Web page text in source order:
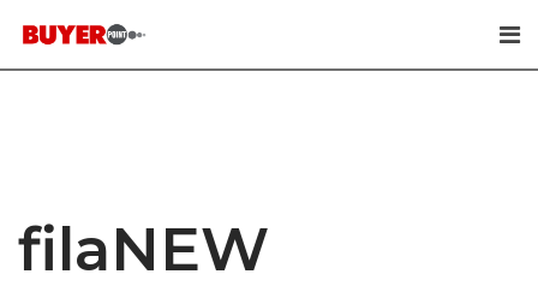
to
filaNEW